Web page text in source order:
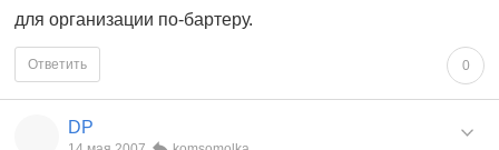
для организации по-бартеру.
0
Ответить
DP